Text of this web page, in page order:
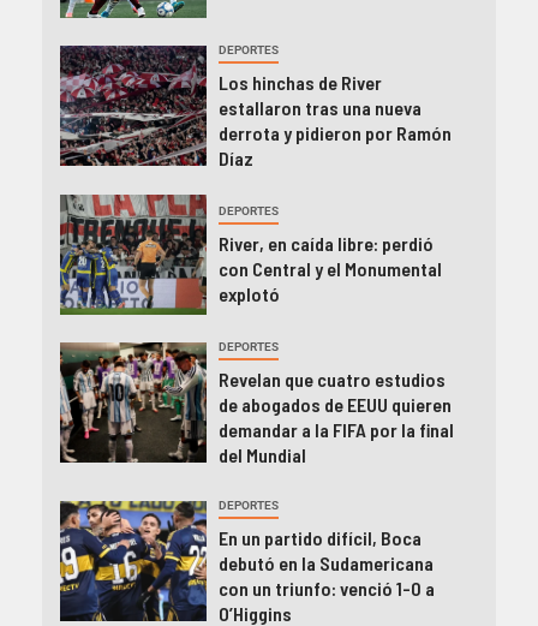
DEPORTES
Los hinchas de River
estallaron tras una nueva
derrota y pidieron por Ramón
Díaz
DEPORTES
River, en caída libre: perdió
con Central y el Monumental
explotó
DEPORTES
Revelan que cuatro estudios
de abogados de EEUU quieren
demandar a la FIFA por la final
del Mundial
DEPORTES
En un partido difícil, Boca
debutó en la Sudamericana
con un triunfo: venció 1-0 a
O’Higgins